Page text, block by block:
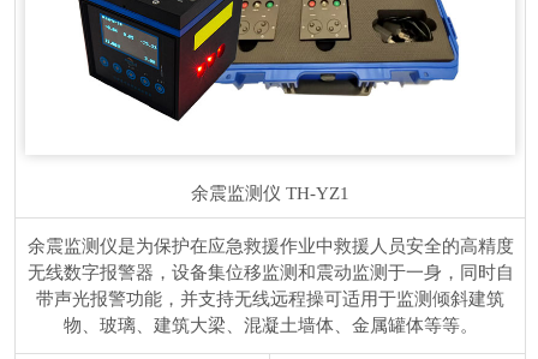
余震监测仪 TH-YZ1
余震监测仪是为保护在应急救援作业中救援人员安全的高精度
无线数字报警器，设备集位移监测和震动监测于一身，同时自
带声光报警功能，并支持无线远程操可适用于监测倾斜建筑
物、玻璃、建筑大梁、混凝土墙体、金属罐体等等。